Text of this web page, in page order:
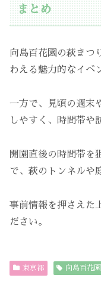
まとめ
向島百花園の萩まつ
わえる魅力的なイベ
一方で、見頃の週末
しやすく、時間帯や
開園直後の時間帯を
で、萩のトンネルや
事前情報を押さえた
ださい。
東京都 向島百花園